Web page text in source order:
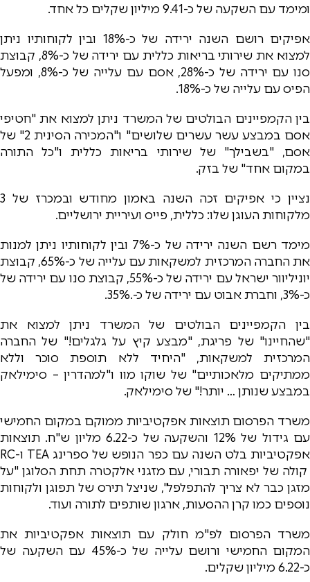
ומימד עם השקעה של כ-9.41 מיליון שקלים כל אחד.
אפיקים רושם השנה ירידה של כ-18% ובין לקוחותיו ניתן
למצוא את שירותי בריאות כללית עם ירידה של כ-8%, קבוצת
סנו עם ירידה של כ-28%, אסם עם עלייה של כ-8%, ומפעל
הפיס עם עלייה של כ-18%.
בין הקמפיינים הבולטים של המשרד ניתן למצוא את "חטיפי
אסם במבצע עשר עשרים שלושים" ו"המכירה הסינית 2" של
אסם, "בשבילך" של שירותי בריאות כללית ו"כל התורה
במקום אחד" של בזק.
נציין כי אפיקים זכה השנה באמון מחודש ובמכרז של 3
מלקוחות העוגן שלו: כללית, פייס ועיריית ירושליים.
מימד רשם השנה ירידה של כ-7% ובין לקוחותיו ניתן למנות
את החברה המרכזית למשקאות עם עלייה של כ-65%, קבוצת
יוניליוור ישראל עם ירידה של כ-55%, קבוצת סנו עם ירידה של
כ-3%, וחברת אבוט עם ירידה של כ-.35%.
בין הקמפיינים הבולטים של המשרד ניתן למצוא את
"שהחיינו" של פריגת, "מבצע קיץ על גלגלים!" של החברה
המרכזית למשקאות, "היחיד ללא תוספת סוכר וללא
ממתיקים מלאכותיים" של שוקו מוו ו"למהדרין – סימילאק
במבצע שנותן … יותר!" של סימילאק.
משרד הפרסום תוצאות אפקטיביות ממוקם במקום החמישי
עם גידול של 12% והשקעה של כ-6.22 מליון ש"ח. תוצאות
אפקטיביות בלט השנה עם כפר הנופש של ספרינג TEA ו-RC
קולה של יפאורה תבורי, עם מזגני אלקטרה תחת הסלוגן "על
מזגן כבר לא צריך להתפלפל", שניצל תירס של תפוגן ולקוחות
נוספים כמו קרן ההסעות, ארגון שותפים לתורה ועוד.
משרד הפרסום לפ"מ חולק עם תוצאות אפקטיביות את
המקום החמישי ורושם עלייה של כ-45% עם השקעה של
כ-6.22 מיליון שקלים.